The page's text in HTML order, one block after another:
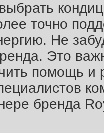
точно
Не
Это
помощь
бренда